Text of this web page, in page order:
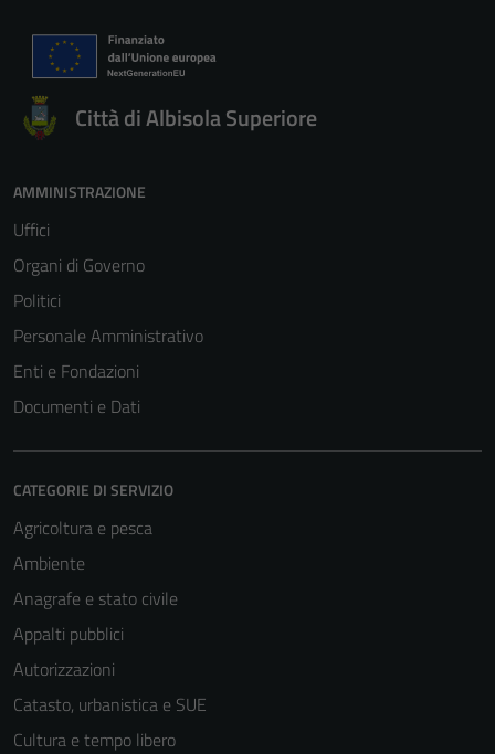
Città di Albisola Superiore
AMMINISTRAZIONE
Uffici
Organi di Governo
Politici
Personale Amministrativo
Enti e Fondazioni
Documenti e Dati
CATEGORIE DI SERVIZIO
Agricoltura e pesca
Ambiente
Anagrafe e stato civile
Appalti pubblici
Autorizzazioni
Catasto, urbanistica e SUE
Cultura e tempo libero